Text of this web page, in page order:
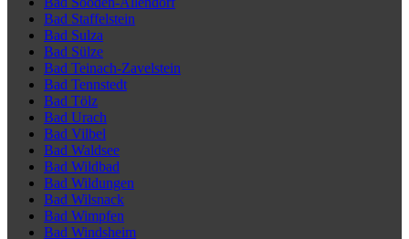
Bad Staffelstein
Bad Sulza
Bad Sülze
Bad Teinach-Zavelstein
Bad Tennstedt
Bad Tölz
Bad Urach
Bad Vilbel
Bad Waldsee
Bad Wildbad
Bad Wildungen
Bad Wilsnack
Bad Wimpfen
Bad Windsheim